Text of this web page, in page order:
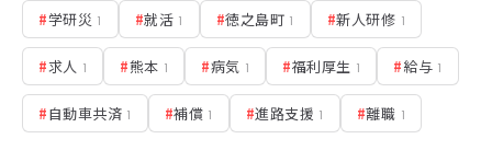
#学研災 1 #就活 1 #徳之島町 1 #新人研修 1
#求人 1 #熊本 1 #病気 1 #福利厚生 1 #給与 1
#自動車共済 1 #補償 1 #進路支援 1 #離職 1